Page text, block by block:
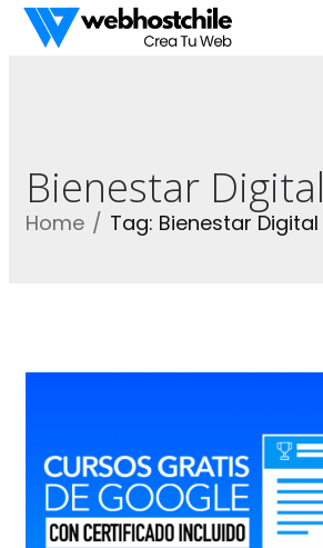
Bienestar Digital
Home Tag: Bienestar Digital